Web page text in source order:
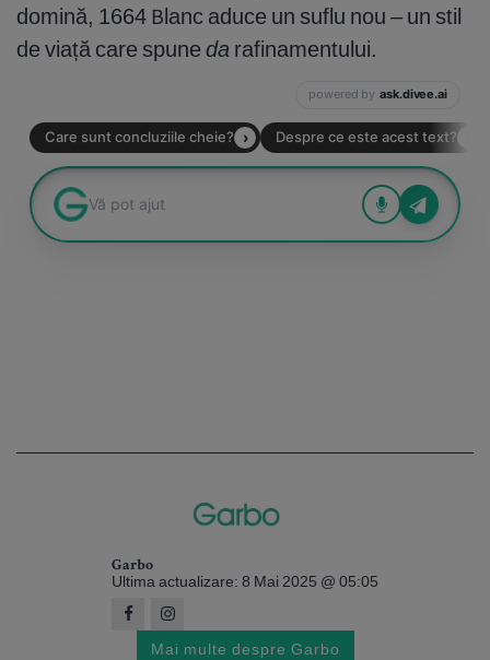
domină, 1664 Blanc aduce un suflu nou – un stil
de viață care spune da rafinamentului.
Garbo
Ultima actualizare: 8 Mai 2025 @ 05:05
Mai multe despre Garbo